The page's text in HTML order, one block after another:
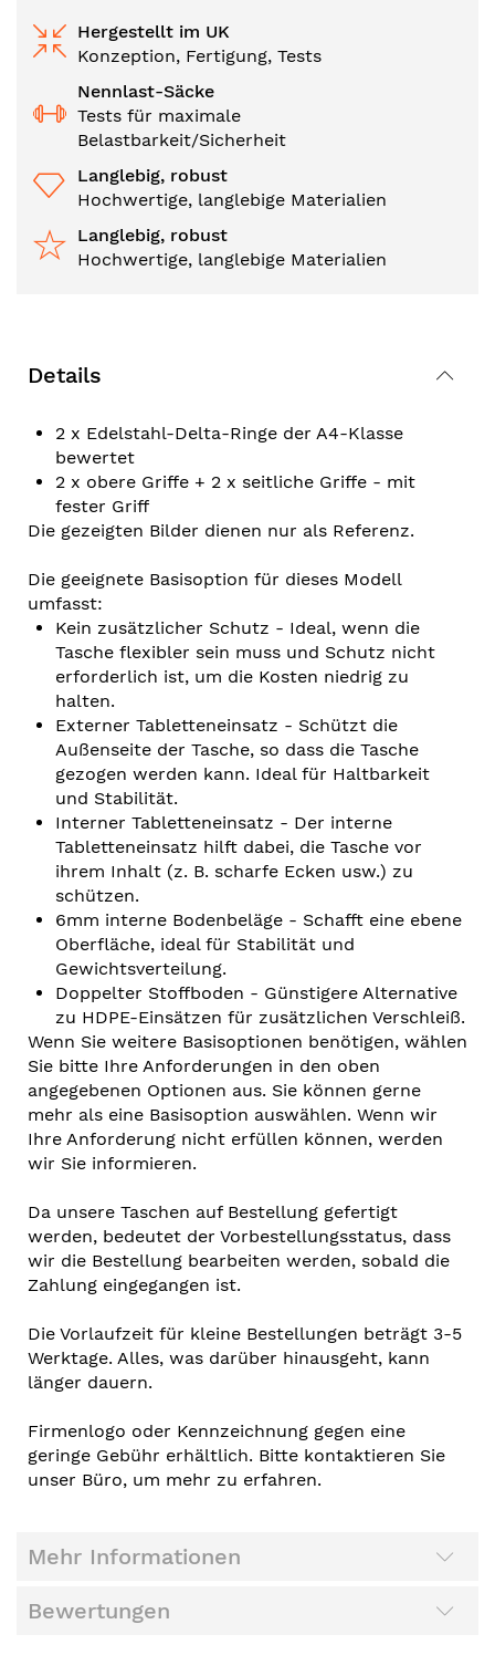
Hergestellt im UK
Konzeption, Fertigung, Tests
Nennlast-Säcke
Tests für maximale
Belastbarkeit/Sicherheit
Langlebig, robust
Hochwertige, langlebige Materialien
Langlebig, robust
Hochwertige, langlebige Materialien
Details
2 x Edelstahl-Delta-Ringe der A4-Klasse
bewertet
2 x obere Griffe + 2 x seitliche Griffe - mit
fester Griff
Die gezeigten Bilder dienen nur als Referenz.
Die geeignete Basisoption für dieses Modell
umfasst:
Kein zusätzlicher Schutz - Ideal, wenn die
Tasche flexibler sein muss und Schutz nicht
erforderlich ist, um die Kosten niedrig zu
halten.
Externer Tabletteneinsatz - Schützt die
Außenseite der Tasche, so dass die Tasche
gezogen werden kann. Ideal für Haltbarkeit
und Stabilität.
Interner Tabletteneinsatz - Der interne
Tabletteneinsatz hilft dabei, die Tasche vor
ihrem Inhalt (z. B. scharfe Ecken usw.) zu
schützen.
6mm interne Bodenbeläge - Schafft eine ebene
Oberfläche, ideal für Stabilität und
Gewichtsverteilung.
Doppelter Stoffboden - Günstigere Alternative
zu HDPE-Einsätzen für zusätzlichen Verschleiß.
Wenn Sie weitere Basisoptionen benötigen, wählen
Sie bitte Ihre Anforderungen in den oben
angegebenen Optionen aus. Sie können gerne
mehr als eine Basisoption auswählen. Wenn wir
Ihre Anforderung nicht erfüllen können, werden
wir Sie informieren.
Da unsere Taschen auf Bestellung gefertigt
werden, bedeutet der Vorbestellungsstatus, dass
wir die Bestellung bearbeiten werden, sobald die
Zahlung eingegangen ist.
Die Vorlaufzeit für kleine Bestellungen beträgt 3-5
Werktage. Alles, was darüber hinausgeht, kann
länger dauern.
Firmenlogo oder Kennzeichnung gegen eine
geringe Gebühr erhältlich. Bitte kontaktieren Sie
unser Büro, um mehr zu erfahren.
Mehr Informationen
Bewertungen